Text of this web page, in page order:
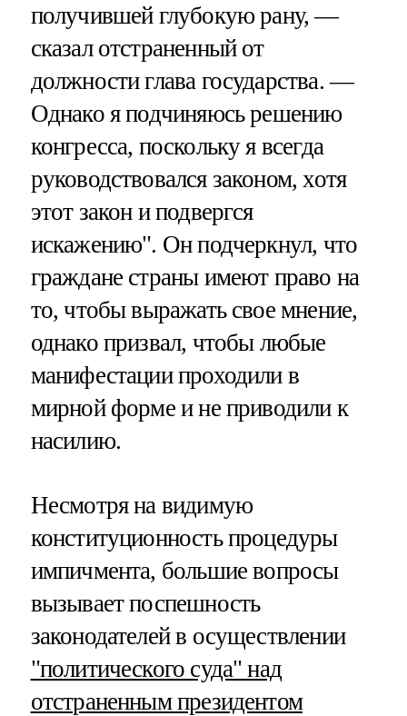
получившей глубокую рану, —
сказал отстраненный от
должности глава государства. —
Однако я подчиняюсь решению
конгресса, поскольку я всегда
руководствовался законом, хотя
этот закон и подвергся
искажению". Он подчеркнул, что
граждане страны имеют право на
то, чтобы выражать свое мнение,
однако призвал, чтобы любые
манифестации проходили в
мирной форме и не приводили к
насилию.
Несмотря на видимую
конституционность процедуры
импичмента, большие вопросы
вызывает поспешность
законодателей в осуществлении
"политического суда" над
отстраненным президентом